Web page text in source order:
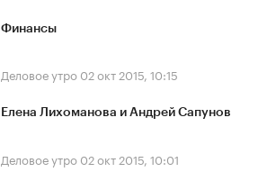
Финансы
Деловое утро 02 окт 2015, 10:15
Елена Лихоманова и Андрей Сапунов
Деловое утро 02 окт 2015, 10:01